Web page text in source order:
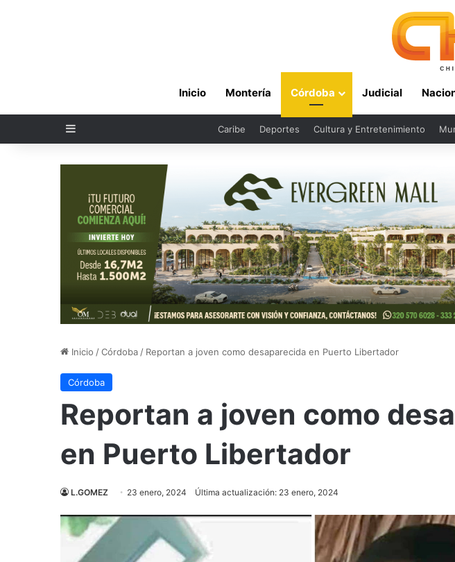
Inicio Montería Córdoba Judicial
Sidebar Caribe Deportes Cultura y Entretenimiento
Inicio /Córdoba / Reportan a joven como desaparecida en Puerto Libertador
Córdoba
Reportan a joven como
en Puerto Libertador
L.GOMEZ 23 enero, 2024 Última actualización: 23 enero, 2024